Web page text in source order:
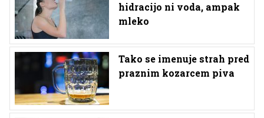
hidracijo ni voda, ampak
mleko
Tako se imenuje strah pred
praznim kozarcem piva